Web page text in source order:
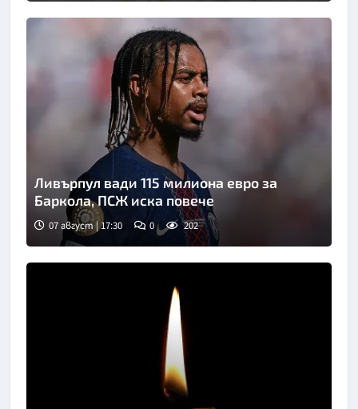
Ливърпул вади 115 милиона евро за
Баркола, ПСЖ иска повече
07 август | 17:30 0 202